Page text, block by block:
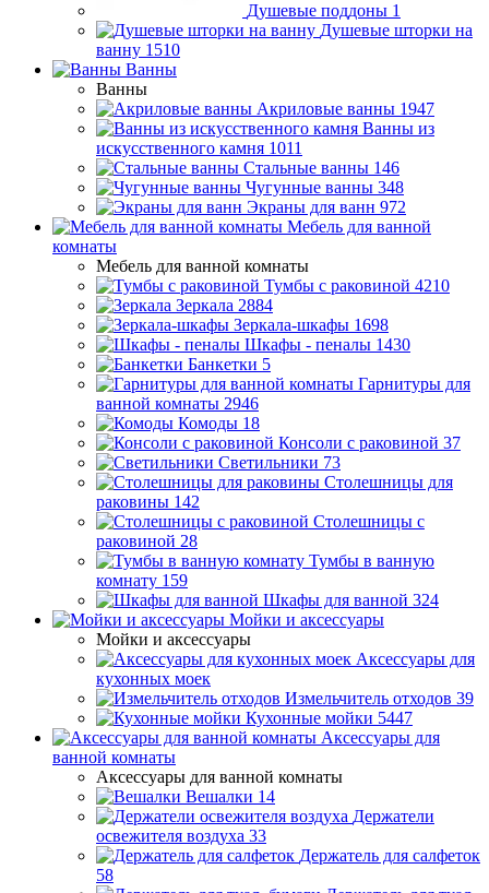
Душевые поддоны 1
Душевые шторки на
ванну 1510
Ванны
Ванны
Акриловые ванны 1947
Ванны из
искусственного камня 1011
Стальные ванны 146
Чугунные ванны 348
Экраны для ванн 972
Мебель для ванной
комнаты
Мебель для ванной комнаты
Тумбы с раковиной 4210
Зеркала 2884
Зеркала-шкафы 1698
Шкафы - пеналы 1430
Банкетки 5
Гарнитуры для
ванной комнаты 2946
Комоды 18
Консоли с раковиной 37
Светильники 73
Столешницы для
раковины 142
Столешницы с
раковиной 28
Тумбы в ванную
комнату 159
Шкафы для ванной 324
Мойки и аксессуары
Мойки и аксессуары
Аксессуары для
кухонных моек
Измельчитель отходов 39
Кухонные мойки 5447
Аксессуары для
ванной комнаты
Аксессуары для ванной комнаты
Вешалки 14
Держатели
освежителя воздуха 33
Держатель для салфеток
58